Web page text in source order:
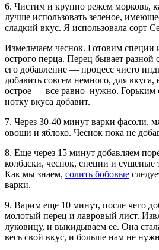
6. Чистим и крупно режем морковь,
лучше использовать зеленое,
сладкий вкус. Я использовала сорт
Измельчаем чеснок. Готовим специи
острого перца. Перец бывает разной
его добавление — процесс чисто
добавить совсем немного, для
острое — все равно нужно. Горьким
нотку вкуса добавит.
7. Через 30-40 минут варки фасоли,
овощи и яблоко. Чеснок пока не
8. Еще через 15 минут добавляем
колбаски, чеснок, специи и сушеные
Как мы знаем, солить бобовые
варки.
9. Варим еще 10 минут, после чего
молотый перец и лавровый лист.
луковицу, и выкидываем ее. Она
весь свой вкус, и больше нам не